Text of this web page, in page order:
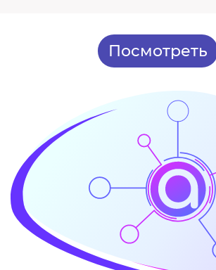
Посмотреть